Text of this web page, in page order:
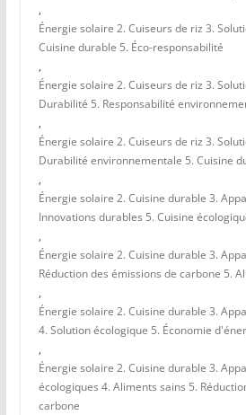
,
Énergie solaire 2. Cuiseurs de riz 3.
Cuisine durable 5. Éco-responsabilité
,
Énergie solaire 2. Cuiseurs de riz 3.
Durabilité 5. Responsabilité
,
Énergie solaire 2. Cuiseurs de riz 3.
Durabilité environnementale 5. Cuisine
,
Énergie solaire 2. Cuisine durable 3.
Innovations durables 5. Cuisine
,
Énergie solaire 2. Cuisine durable 3.
Réduction des émissions de carbone 5.
,
Énergie solaire 2. Cuisine durable 3.
4. Solution écologique 5. Économie
,
Énergie solaire 2. Cuisine durable 3.
écologiques 4. Aliments sains 5.
carbone